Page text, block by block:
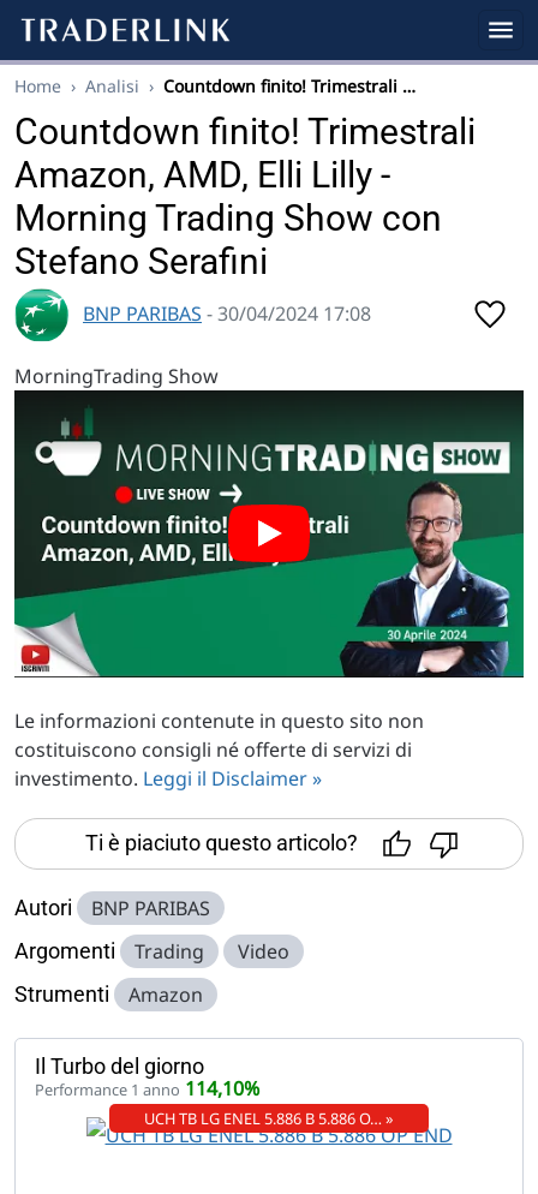
Home › Analisi › Countdown finito! Trimestrali …
Countdown finito! Trimestrali
Amazon, AMD, Elli Lilly -
Morning Trading Show con
Stefano Serafini
BNP PARIBAS - 30/04/2024 17:08
MorningTrading Show
Le informazioni contenute in questo sito non
costituiscono consigli né offerte di servizi di
investimento. Leggi il Disclaimer »
Ti è piaciuto questo articolo?
Autori BNP PARIBAS
Argomenti Trading Video
Strumenti Amazon
Il Turbo del giorno
Performance 1 anno 114,10%
UCH TB LG ENEL 5.886 B 5.886 O… »